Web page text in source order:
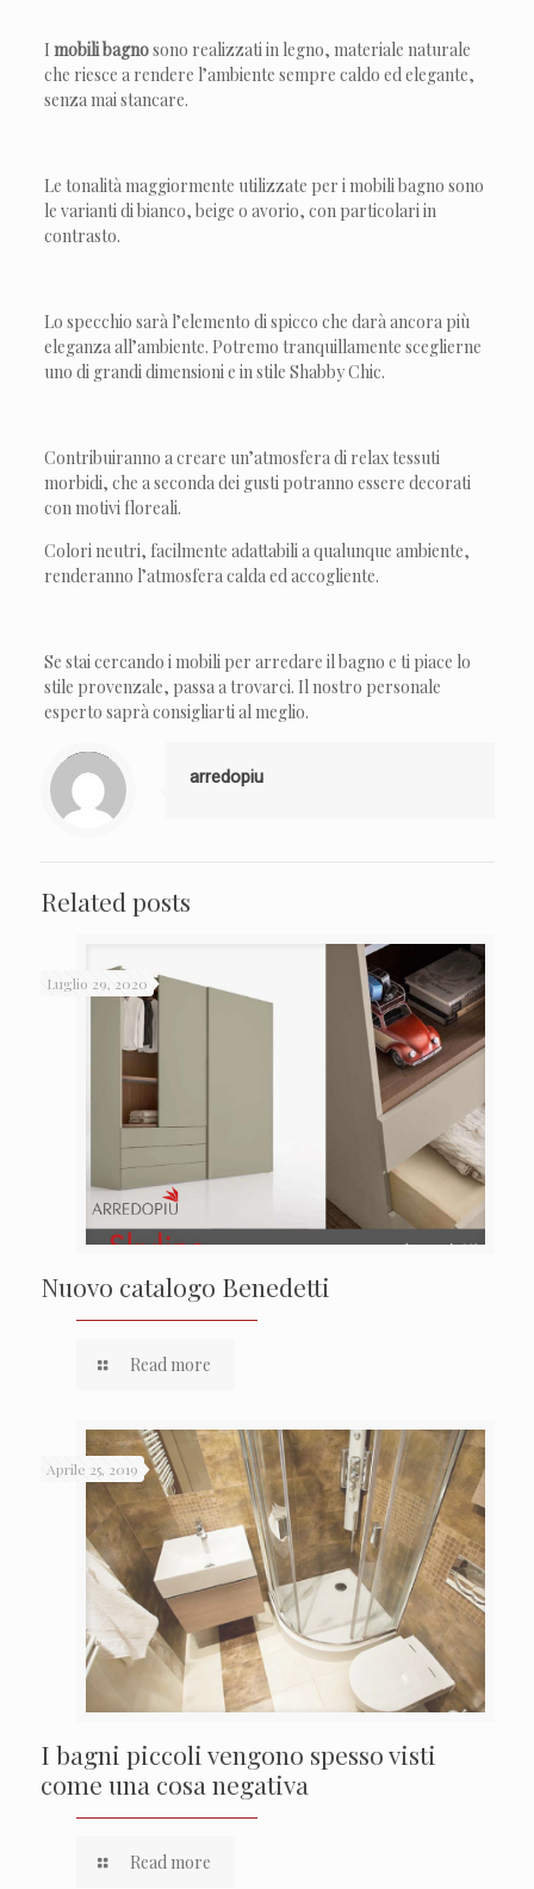
Imobili bagnosono realizzati in legno, materiale naturale
che riesce a rendere l’ambiente sempre caldo ed elegante,
senza mai stancare.
Le tonalità maggiormente utilizzate per i mobili bagno sono
le varianti di bianco, beige o avorio, con particolari in
contrasto.
Lo specchio sarà l’elemento di spicco che darà ancora più
eleganza all’ambiente. Potremo tranquillamente sceglierne
uno di grandi dimensioni e in stile Shabby Chic.
Contribuiranno a creare un’atmosfera di relax tessuti
morbidi, che a seconda dei gusti potranno essere decorati
con motivi floreali.
Colori neutri, facilmente adattabili a qualunque ambiente,
renderanno l’atmosfera calda ed accogliente.
Se stai cercando i mobili per arredare il bagno e ti piace lo
stile provenzale, passa a trovarci. Il nostro personale
esperto saprà consigliarti al meglio.
Warning
/var/www/html/wp-content/themes/betheme/includes/content-single.php
on line211
arredopiu
Related posts
Luglio 29, 2020
Nuovo catalogo Benedetti
Read more
Aprile 25, 2019
I bagni piccoli vengono spesso visti
come una cosa negativa
Read more